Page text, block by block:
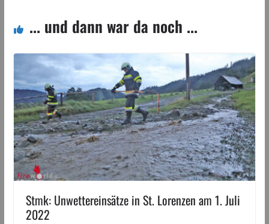
... und dann war da noch ...
Stmk: Unwettereinsätze in St. Lorenzen am 1. Juli
2022